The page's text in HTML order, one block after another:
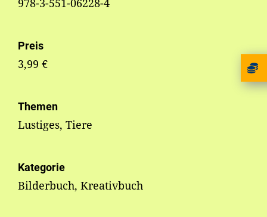
978-3-551-06228-4
Preis
3,99 €
Themen
Lustiges, Tiere
Kategorie
Bilderbuch, Kreativbuch